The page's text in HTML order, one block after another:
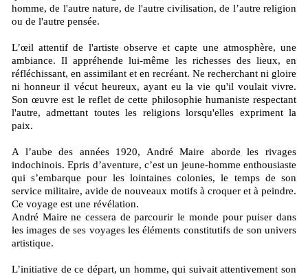
homme, de l'autre nature, de l'autre civilisation, de l’autre religion
ou de l'autre pensée.
L’œil attentif de l'artiste observe et capte une atmosphère, une
ambiance. Il appréhende lui-même les richesses des lieux, en
réfléchissant, en assimilant et en recréant. Ne recherchant ni gloire
ni honneur il vécut heureux, ayant eu la vie qu'il voulait vivre.
Son œuvre est le reflet de cette philosophie humaniste respectant
l'autre, admettant toutes les religions lorsqu'elles expriment la
paix.
A l’aube des années 1920, André Maire aborde les rivages
indochinois. Epris d’aventure, c’est un jeune-homme enthousiaste
qui s’embarque pour les lointaines colonies, le temps de son
service militaire, avide de nouveaux motifs à croquer et à peindre.
Ce voyage est une révélation.
André Maire ne cessera de parcourir le monde pour puiser dans
les images de ses voyages les éléments constitutifs de son univers
artistique.
L’initiative de ce départ, un homme, qui suivait attentivement son